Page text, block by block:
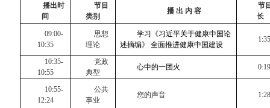
播出时
间
节目
类别
播 出 内 容
节
长
09:00-
10:35
思想
理论
学习《习近平关于健康中国论
述摘编》 全面推进健康中国建设
10:35-
10:55
党政
典型
心中的一团火
10:55-
12:24
公共
事业
您的声音